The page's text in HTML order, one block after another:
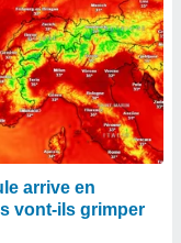
arrive en
vont-ils grimper